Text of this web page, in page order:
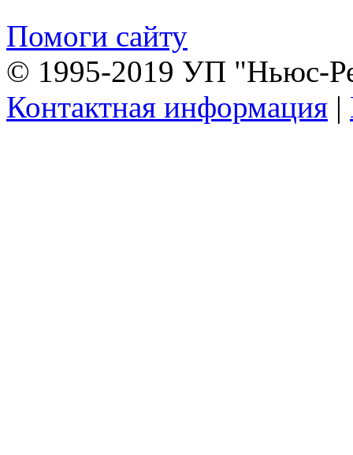
Помоги сайту
© 1995-2019 УП "Ньюс-
Контактная информация |